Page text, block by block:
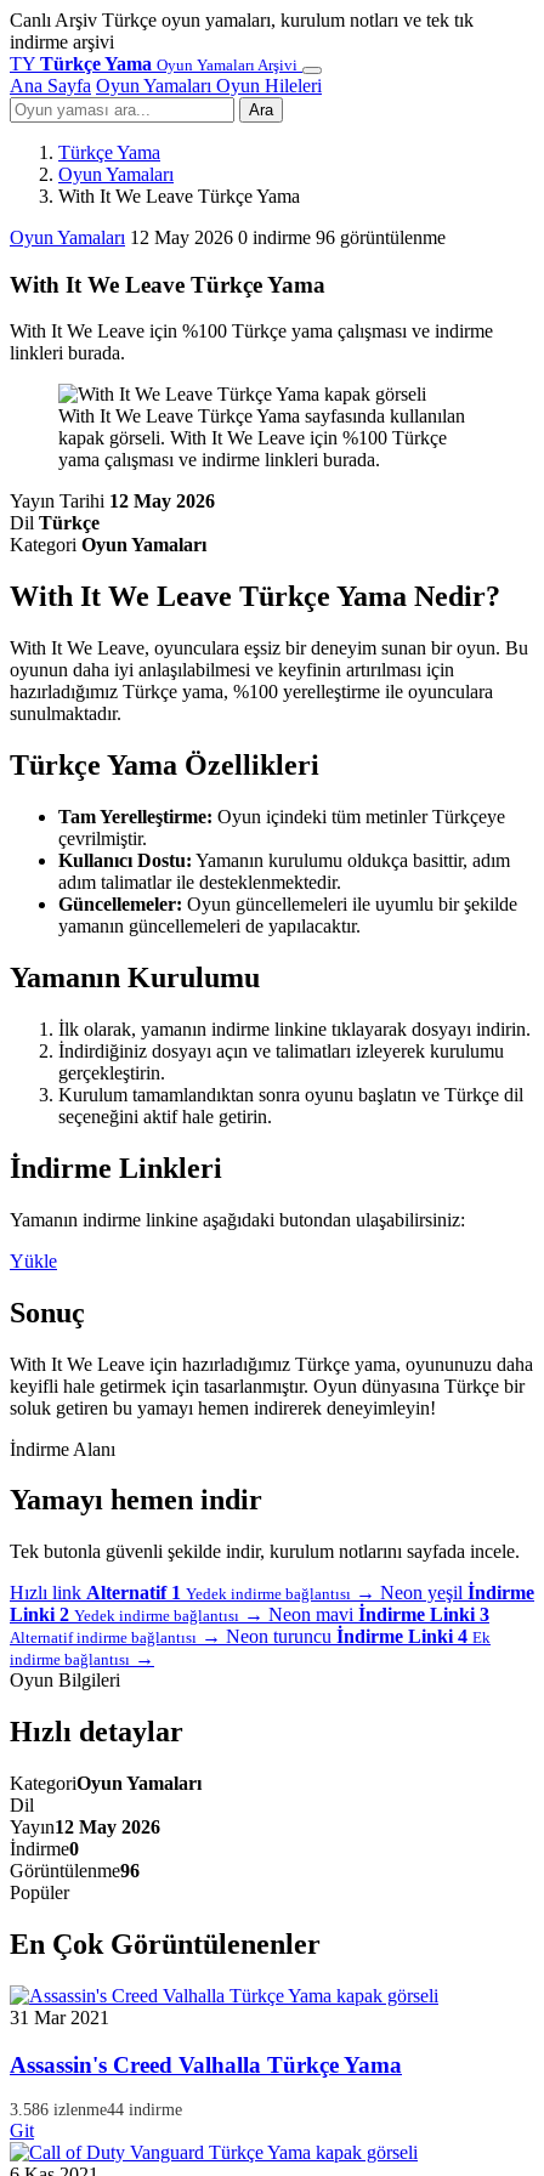
Canlı Arşiv Türkçe oyun yamaları, kurulum notları ve tek tık
indirme arşivi
TY Türkçe Yama Oyun Yamaları Arşivi
Ana Sayfa Oyun Yamaları Oyun Hileleri
Ara
Türkçe Yama
Oyun Yamaları
With It We Leave Türkçe Yama
Oyun Yamaları 12 May 2026 0 indirme 96 görüntülenme
With It We Leave Türkçe Yama
With It We Leave için %100 Türkçe yama çalışması ve indirme
linkleri burada.
With It We Leave Türkçe Yama sayfasında kullanılan
kapak görseli. With It We Leave için %100 Türkçe
yama çalışması ve indirme linkleri burada.
Yayın Tarihi 12 May 2026
Dil Türkçe
Kategori Oyun Yamaları
With It We Leave Türkçe Yama Nedir?
With It We Leave, oyunculara eşsiz bir deneyim sunan bir oyun. Bu
oyunun daha iyi anlaşılabilmesi ve keyfinin artırılması için
hazırladığımız Türkçe yama, %100 yerelleştirme ile oyunculara
sunulmaktadır.
Türkçe Yama Özellikleri
Tam Yerelleştirme: Oyun içindeki tüm metinler Türkçeye
çevrilmiştir.
Kullanıcı Dostu: Yamanın kurulumu oldukça basittir, adım
adım talimatlar ile desteklenmektedir.
Güncellemeler: Oyun güncellemeleri ile uyumlu bir şekilde
yamanın güncellemeleri de yapılacaktır.
Yamanın Kurulumu
İlk olarak, yamanın indirme linkine tıklayarak dosyayı indirin.
İndirdiğiniz dosyayı açın ve talimatları izleyerek kurulumu
gerçekleştirin.
Kurulum tamamlandıktan sonra oyunu başlatın ve Türkçe dil
seçeneğini aktif hale getirin.
İndirme Linkleri
Yamanın indirme linkine aşağıdaki butondan ulaşabilirsiniz:
Yükle
Sonuç
With It We Leave için hazırladığımız Türkçe yama, oyununuzu daha
keyifli hale getirmek için tasarlanmıştır. Oyun dünyasına Türkçe bir
soluk getiren bu yamayı hemen indirerek deneyimleyin!
İndirme Alanı
Yamayı hemen indir
Tek butonla güvenli şekilde indir, kurulum notlarını sayfada incele.
Hızlı link Alternatif 1 Yedek indirme bağlantısı → Neon yeşil İndirme
Linki 2 Yedek indirme bağlantısı → Neon mavi İndirme Linki 3
Alternatif indirme bağlantısı → Neon turuncu İndirme Linki 4 Ek
indirme bağlantısı →
Oyun Bilgileri
Hızlı detaylar
KategoriOyun Yamaları
Dil
Yayın12 May 2026
İndirme0
Görüntülenme96
Popüler
En Çok Görüntülenenler
31 Mar 2021
Assassin's Creed Valhalla Türkçe Yama
3.586 izlenme44 indirme
Git